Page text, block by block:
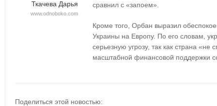
Ткачева Дарья
www.odnoboko.com
сравнил с «запоем».
Кроме того, Орбан выразил
Украины на Европу. По его словам,
серьезную угрозу, так как страна «не
масштабной финансовой поддержки
Поделиться этой новостью: